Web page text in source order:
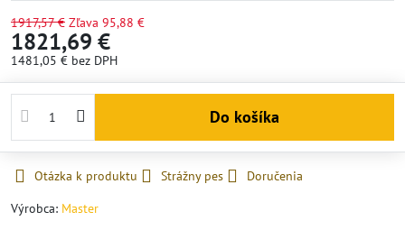
1917,57 € Zľava 95,88 €
1821,69 €
1481,05 € bez DPH
Do košíka
Otázka k produktu Strážny pes
Doručenia
Výrobca: Master